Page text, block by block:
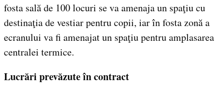
fosta sală de 100 locuri se va amenaja un spaţiu cu
destinaţia de vestiar pentru copii, iar în fosta zonă a
ecranului va fi amenajat un spaţiu pentru amplasarea
centralei termice.
Lucrări prevăzute în contract